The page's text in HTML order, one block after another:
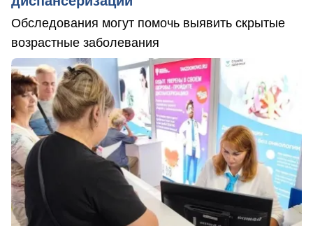
Обследования могут помочь выявить скрытые
возрастные заболевания